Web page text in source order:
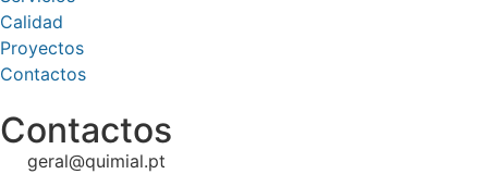
Calidad
Proyectos
Contactos
Contactos
geral@quimial.pt